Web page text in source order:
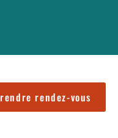
rendez-vous